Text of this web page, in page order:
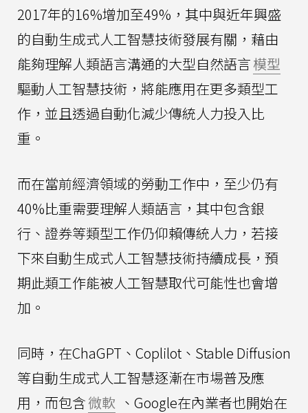
2017年的16%增加至49%，其中與近年興盛
的自動生成式人工智慧技術發展有關，藉由
能夠理解人類語言溝通的大型自然語言模型
驅動人工智慧技術，將能應用在更多類型工
作，並且透過自動化減少傳統人力投入比
重。
而在當前經濟領域的勞動工作中，至少仍有
40%比重需要理解人類語言，其中包含銀
行、證券等類型工作仍仰賴傳統人力，若接
下來自動生成式人工智慧技術持續成長，預
期此類工作能被人工智慧取代可能性也會增
加。
同時，在ChaGPT、Coplilot、Stable Diffusion
等自動生成式人工智慧逐漸在市場普及應
用，而包含微軟 、Google在內業者也開始在